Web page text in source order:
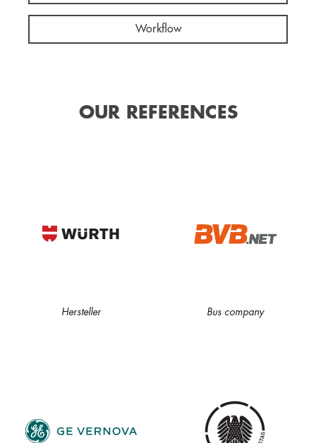
Workflow
OUR REFERENCES
Hersteller Bus company